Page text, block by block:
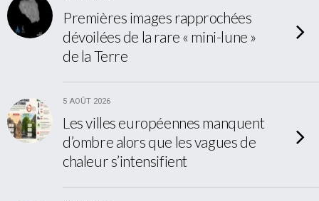
Premières images rapprochées
dévoilées de la rare « mini-lune »
de la Terre
5 AOÛT 2026
Les villes européennes manquent
d’ombre alors que les vagues de
chaleur s’intensifient